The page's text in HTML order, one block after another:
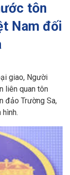
tôn
Nam đối
giao, Người
liên quan tôn
đảo Trường Sa,